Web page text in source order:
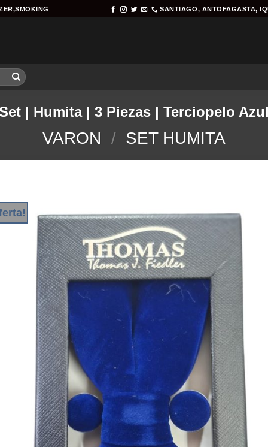
SANTIAGO, ANTOFAGASTA,
| Humita | 3 Piezas | Terciopelo Azul
VARON / SET HUMITA